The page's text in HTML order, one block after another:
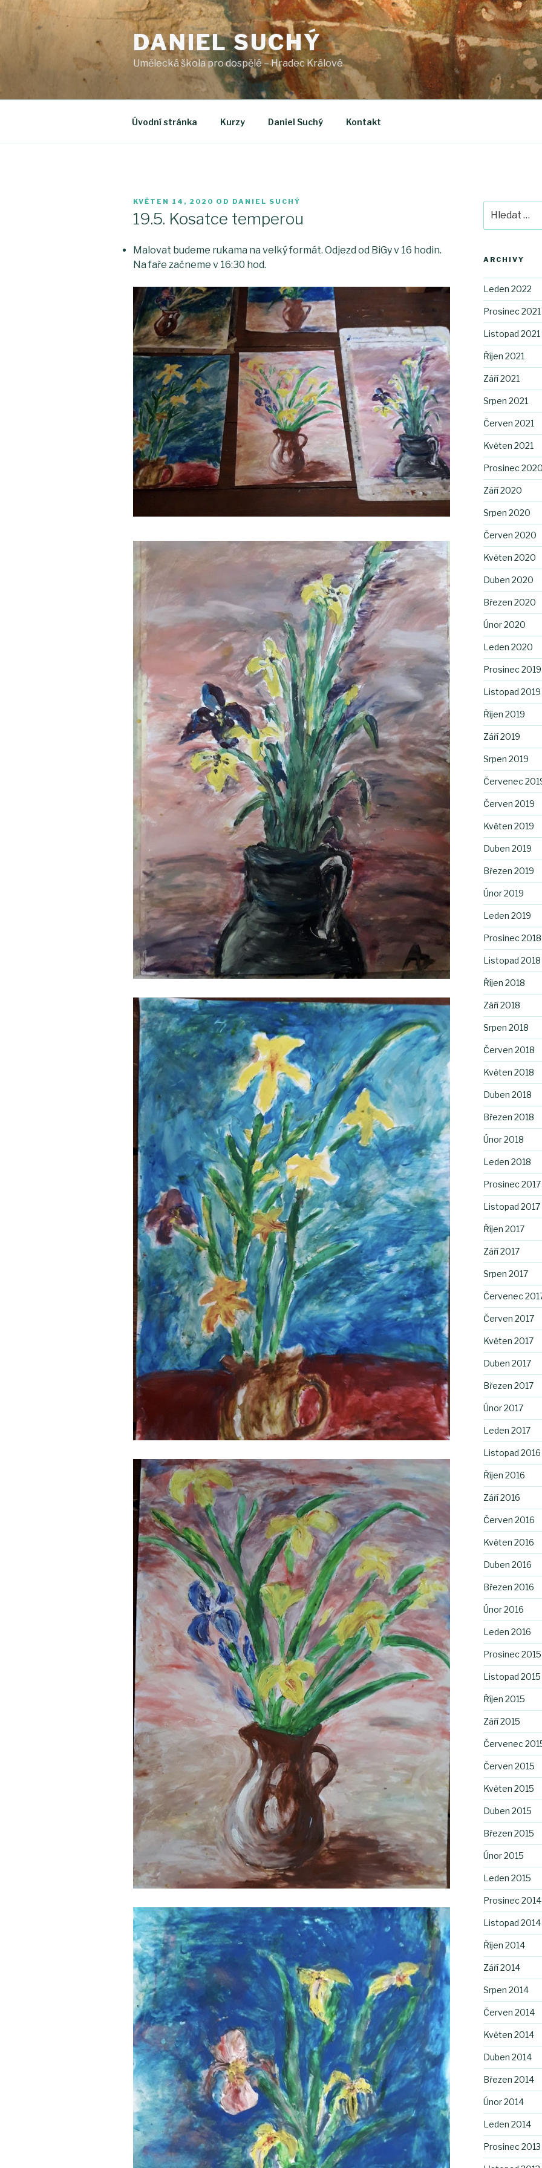
Přejít
DANIEL SUCHÝ
Umělecká škola pro dospělé – Hradec Králové
Úvodní stránka Kurzy Daniel Suchý Kontakt
PUBLIKOVÁNO
KVĚTEN 14, 2020 OD DANIEL SUCHÝ
19.5. Kosatce temperou
Malovat budeme rukama na velký formát. Odjezd od BiGy v 16 hodin.
Na faře začneme v 16:30 hod.
ARCHIVY
Leden 2022
Prosinec 2021
Listopad 2021
Říjen 2021
Září 2021
Srpen 2021
Červen 2021
Květen 2021
Prosinec
Září 2020
Srpen 2020
Červen 2020
Květen 2020
Duben 2020
Březen 2020
Únor 2020
Leden 2020
Prosinec 2019
Listopad 2019
Říjen 2019
Září 2019
Srpen 2019
Červenec
Červen 2019
Květen 2019
Duben 2019
Březen 2019
Únor 2019
Leden 2019
Prosinec 2018
Listopad 2018
Říjen 2018
Září 2018
Srpen 2018
Červen 2018
Květen 2018
Duben 2018
Březen 2018
Únor 2018
Leden 2018
Prosinec 2017
Listopad 2017
Říjen 2017
Září 2017
Srpen 2017
Červenec
Červen 2017
Květen 2017
Duben 2017
Březen 2017
Únor 2017
Leden 2017
Listopad 2016
Říjen 2016
Září 2016
Červen 2016
Květen 2016
Duben 2016
Březen 2016
Únor 2016
Leden 2016
Prosinec 2015
Listopad 2015
Říjen 2015
Září 2015
Červenec
Červen 2015
Květen 2015
Duben 2015
Březen 2015
Únor 2015
Leden 2015
Prosinec 2014
Listopad 2014
Říjen 2014
Září 2014
Srpen 2014
Červen 2014
Květen 2014
Duben 2014
Březen 2014
Únor 2014
Leden 2014
Prosinec 2013